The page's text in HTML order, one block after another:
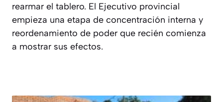
rearmar el tablero. El Ejecutivo provincial
empieza una etapa de concentración interna y
reordenamiento de poder que recién comienza
a mostrar sus efectos.